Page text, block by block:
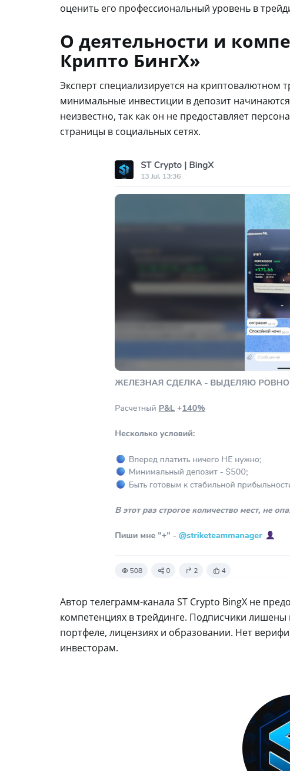
оценить его профессиональный уровень в
О деятельности и
Крипто БингХ»
Эксперт специализируется на криптовалютном
минимальные инвестиции в депозит
неизвестно, так как он не предоставляет
страницы в социальных сетях.
Автор телеграмм-канала ST Crypto BingX не
компетенциях в трейдинге. Подписчики
портфеле, лицензиях и образовании. Нет
инвесторам.